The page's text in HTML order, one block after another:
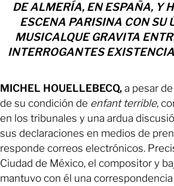
DE ALMERÍA, EN ESPAÑA, Y
ESCENA PARISINA CON SU
MUSICALQUE GRAVITA
INTERROGANTES
MICHEL HOUELLEBECQ, a pesar
de su condición de enfant terrible,
en los tribunales y una ardua
sus declaraciones en medios de
responde correos electrónicos.
Ciudad de México, el compositor y
mantuvo con él una